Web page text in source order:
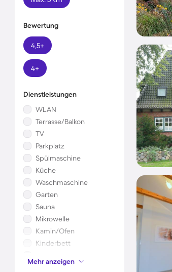
Bewertung
4,5+
4+
Dienstleistungen
WLAN
Terrasse/Balkon
TV
Parkplatz
Spülmaschine
Küche
Waschmaschine
Garten
Sauna
Mikrowelle
Kamin/Ofen
Kinderbett
Whirlpool
Klimaanlage
Mehr anzeigen